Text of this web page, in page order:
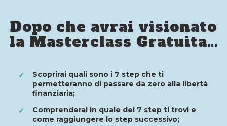
Dopo che avrai visionato
la Masterclass Gratuita...
✓
Scoprirai quali sono i 7 step che ti
permetteranno di passare da zero alla libertà
finanziaria;
✓
Comprenderai in quale dei 7 step ti trovi e
come raggiungere lo step successivo;